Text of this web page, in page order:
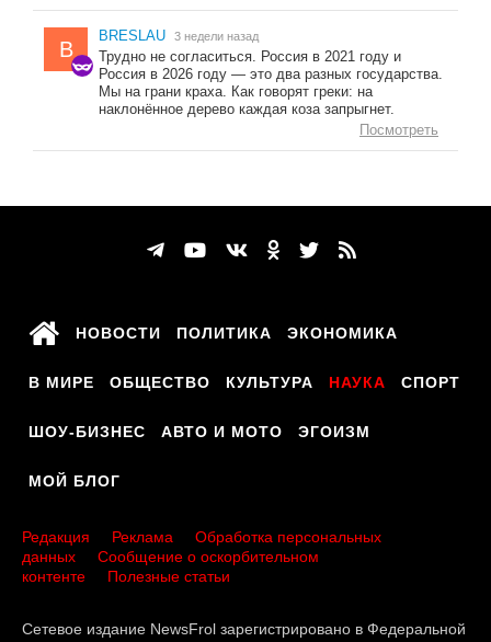
B
BRESLAU 3 недели назад
Трудно не согласиться. Россия в 2021 году и
Россия в 2026 году — это два разных государства.
Мы на грани краха. Как говорят греки: на
наклонённое дерево каждая коза запрыгнет.
Посмотреть
НОВОСТИ ПОЛИТИКА ЭКОНОМИКА
В МИРЕ ОБЩЕСТВО КУЛЬТУРА НАУКА СПОРТ
ШОУ-БИЗНЕС АВТО И МОТО ЭГОИЗМ
МОЙ БЛОГ
Редакция Реклама
Обработка персональных
данных
Сообщение о оскорбительном
контенте
Полезные статьи
Сетевое издание NewsFrol зарегистрировано в Федеральной